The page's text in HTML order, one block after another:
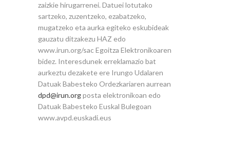
zaizkie hirugarrenei. Datuei lotutako
sartzeko, zuzentzeko, ezabatzeko,
mugatzeko eta aurka egiteko eskubideak
gauzatu ditzakezu HAZ edo
www.irun.org/sac Egoitza Elektronikoaren
bidez. Interesdunek erreklamazio bat
aurkeztu dezakete ere Irungo Udalaren
Datuak Babesteko Ordezkariaren aurrean
dpd@irun.orgposta elektronikoan edo
Datuak Babesteko Euskal Bulegoan
www.avpd.euskadi.eus